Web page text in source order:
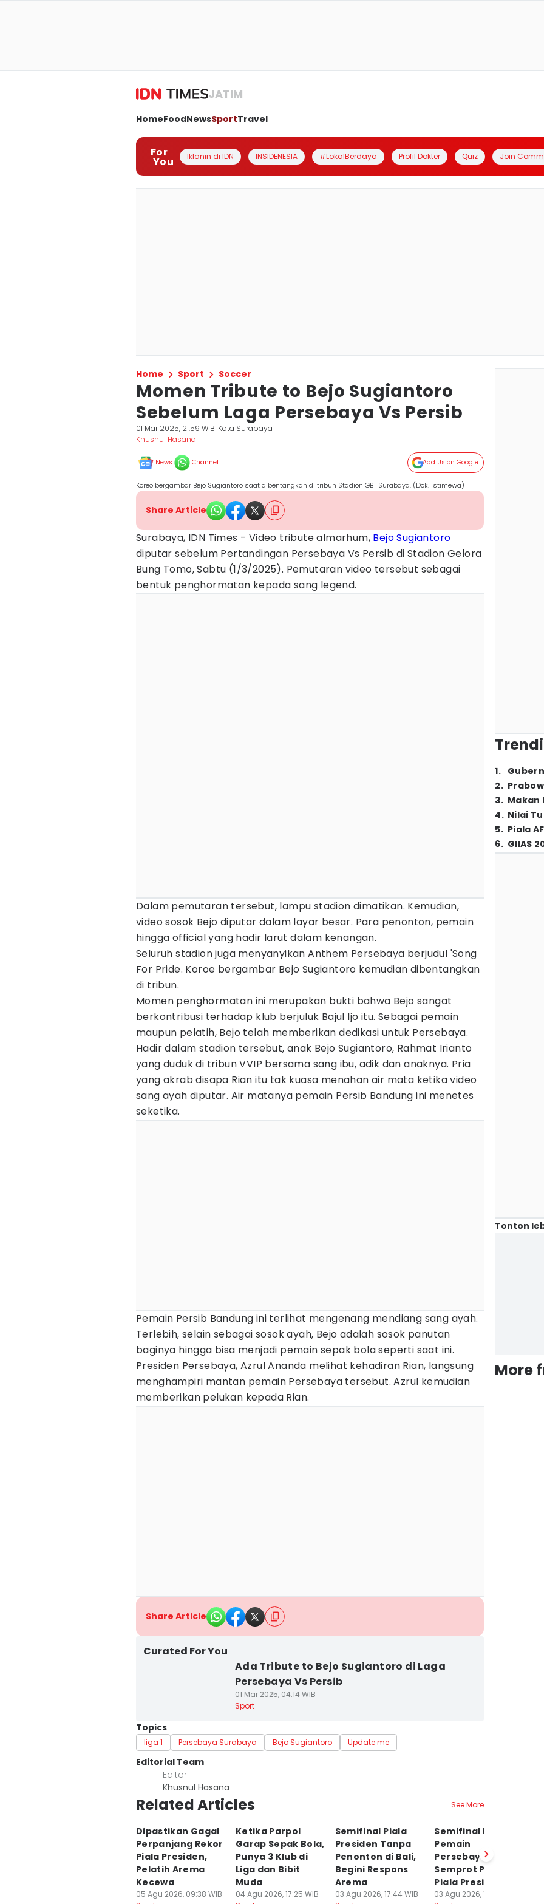
JATIM
HomeFoodNewsSportTravel
For
You Iklanin di IDN INSIDENESIA #LokalBerdaya Profil Dokter Quiz Join
Home Sport Soccer
Momen Tribute to Bejo Sugiantoro
Sebelum Laga Persebaya Vs Persib
01 Mar 2025, 21:59 WIB Kota Surabaya
Khusnul Hasana
News Channel Add Us on Google
Koreo bergambar Bejo Sugiantoro saat dibentangkan di tribun Stadion GBT Surabaya. (Dok. Istimewa)
Share Article
Surabaya, IDN Times - Video tribute almarhum, Bejo Sugiantoro
diputar sebelum Pertandingan Persebaya Vs Persib di Stadion Gelora
Bung Tomo, Sabtu (1/3/2025). Pemutaran video tersebut sebagai
bentuk penghormatan kepada sang legend.
Dalam pemutaran tersebut, lampu stadion dimatikan. Kemudian,
video sosok Bejo diputar dalam layar besar. Para penonton, pemain
hingga official yang hadir larut dalam kenangan.
Seluruh stadion juga menyanyikan Anthem Persebaya berjudul 'Song
For Pride. Koroe bergambar Bejo Sugiantoro kemudian dibentangkan
di tribun.
Momen penghormatan ini merupakan bukti bahwa Bejo sangat
berkontribusi terhadap klub berjuluk Bajul Ijo itu. Sebagai pemain
maupun pelatih, Bejo telah memberikan dedikasi untuk Persebaya.
Hadir dalam stadion tersebut, anak Bejo Sugiantoro, Rahmat Irianto
yang duduk di tribun VVIP bersama sang ibu, adik dan anaknya. Pria
yang akrab disapa Rian itu tak kuasa menahan air mata ketika video
sang ayah diputar. Air matanya pemain Persib Bandung ini menetes
seketika.
Pemain Persib Bandung ini terlihat mengenang mendiang sang ayah.
Terlebih, selain sebagai sosok ayah, Bejo adalah sosok panutan
baginya hingga bisa menjadi pemain sepak bola seperti saat ini.
Presiden Persebaya, Azrul Ananda melihat kehadiran Rian, langsung
menghampiri mantan pemain Persebaya tersebut. Azrul kemudian
memberikan pelukan kepada Rian.
Share Article
Curated For You
Ada Tribute to Bejo Sugiantoro di Laga
Persebaya Vs Persib
01 Mar 2025, 04:14 WIB
Sport
Topics
liga 1 Persebaya Surabaya Bejo Sugiantoro Update me
Editorial Team
Editor
Khusnul Hasana
Related Articles See More
Dipastikan Gagal
Perpanjang Rekor
Piala Presiden,
Pelatih Arema
Kecewa
05 Agu 2026, 09:38 WIB
Ketika Parpol
Garap Sepak Bola,
Punya 3 Klub di
Liga dan Bibit
Muda
04 Agu 2026, 17:25 WIB
Semifinal Piala
Presiden Tanpa
Penonton di Bali,
Begini Respons
Arema
03 Agu 2026, 17:44 WIB
Semifinal Mepet,
Pemain
Persebaya-Persija
Semprot Panitia
Piala Presiden
03 Agu 2026, 11:18 WIB
1.
2.
3. Makan
4. Nilai
5. Piala
6. GIIAS
Tonton
More